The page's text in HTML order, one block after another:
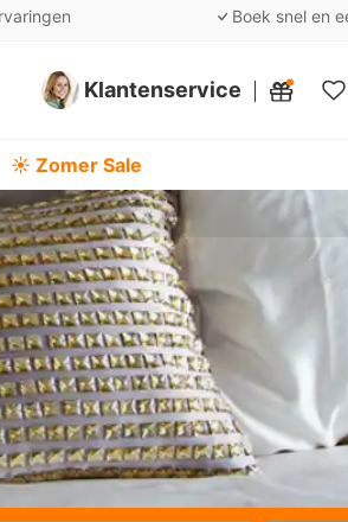
Boek snel en
Klantenservice
☀️ Zomer Sale